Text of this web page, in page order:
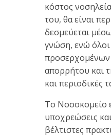
κόστος
του, θα είναι
δεσμεύεται
γνώση, ενώ
προσερχομένων
απορρήτου και
και περιοδικές
Το Νοσοκομείο
υποχρεώσεις
βέλτιστες